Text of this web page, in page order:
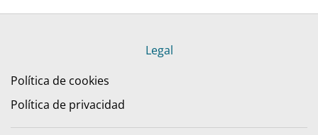
Legal
Política de cookies
Política de privacidad